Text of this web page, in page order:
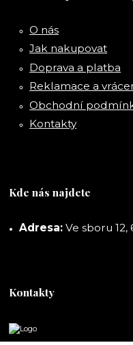
O nás
Jak nakupovat
Doprava a platba
Reklamace a
Obchodní
Kontakty
Kde nás najdete
Adresa: Ve sboru 12,
Kontakty